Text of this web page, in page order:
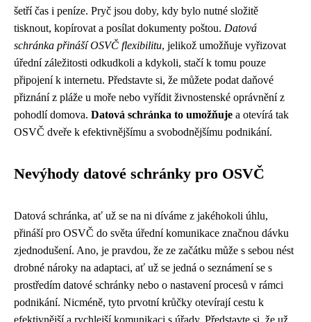
šetří čas i peníze. Pryč jsou doby, kdy bylo nutné složitě
tisknout, kopírovat a posílat dokumenty poštou. Datová
schránka přináší OSVČ flexibilitu, jelikož umožňuje vyřizovat
úřední záležitosti odkudkoli a kdykoli, stačí k tomu pouze
připojení k internetu. Představte si, že můžete podat daňové
přiznání z pláže u moře nebo vyřídit živnostenské oprávnění z
pohodlí domova. Datová schránka to umožňuje a otevírá tak
OSVČ dveře k efektivnějšímu a svobodnějšímu podnikání.
Nevýhody datové schránky pro OSVČ
Datová schránka, ať už se na ni díváme z jakéhokoli úhlu,
přináší pro OSVČ do světa úřední komunikace značnou dávku
zjednodušení. Ano, je pravdou, že ze začátku může s sebou nést
drobné nároky na adaptaci, ať už se jedná o seznámení se s
prostředím datové schránky nebo o nastavení procesů v rámci
podnikání. Nicméně, tyto prvotní krůčky otevírají cestu k
efektivnější a rychlejší komunikaci s úřady. Představte si, že už